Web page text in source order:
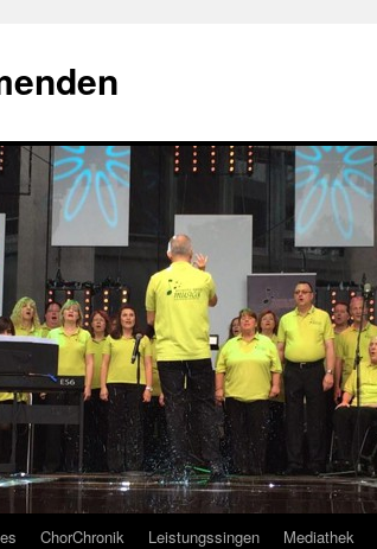
ChorChronik Leistungssingen Mediathek